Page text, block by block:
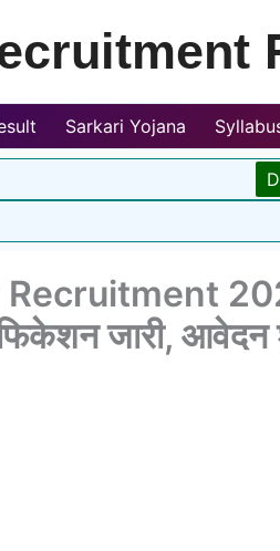
Sarkari Yojana
Recruitment
जारी,